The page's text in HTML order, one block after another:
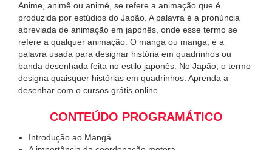
Anime, animê ou animé, se refere a animação que é
produzida por estúdios do Japão. A palavra é a pronúncia
abreviada de animação em japonês, onde esse termo se
refere a qualquer animação. O mangá ou manga, é a
palavra usada para designar história em quadrinhos ou
banda desenhada feita no estilo japonês. No Japão, o termo
designa quaisquer histórias em quadrinhos. Aprenda a
desenhar com o cursos grátis online.
CONTEÚDO PROGRAMÁTICO
Introdução ao Mangá